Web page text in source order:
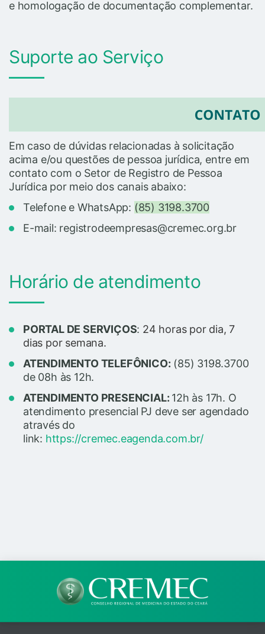
e homologação de documentação complementar.
Suporte ao Serviço
Em caso de dúvidas relacionadas à solicitação
acima e/ou questões de pessoa jurídica, entre em
contato com o Setor de Registro de Pessoa
Jurídica por meio dos canais abaixo:
Telefone e WhatsApp: (85) 3198.3700
E-mail: registrodeempresas@cremec.org.br
Horário de atendimento
PORTAL DE SERVIÇOS: 24 horas por dia, 7
dias por semana.
ATENDIMENTO TELEFÔNICO: (85) 3198.3700
de 08h às 12h.
ATENDIMENTO PRESENCIAL: 12h às 17h. O
atendimento presencial PJ deve ser agendado
através do
link: https://cremec.eagenda.com.br/